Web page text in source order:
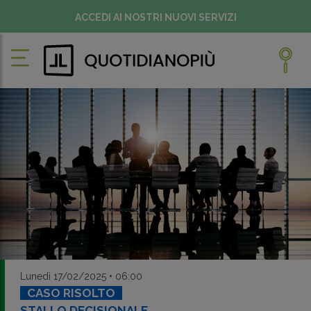
ACCEDI AI NOSTRI NUOVI SERVIZI
Lunedì 17/02/2025 • 06:00
CASO RISOLTO